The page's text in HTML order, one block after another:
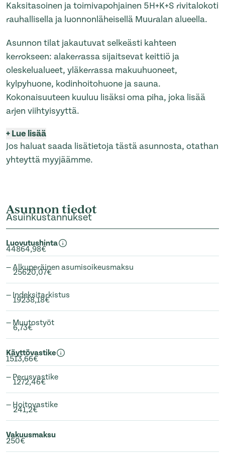
Kaksitasoinen ja toimivapohjainen 5H+K+S rivitalokoti
rauhallisella ja luonnonläheisellä Muuralan alueella.
Asunnon tilat jakautuvat selkeästi kahteen
kerrokseen: alakerrassa sijaitsevat keittiö ja
oleskelualueet, yläkerrassa makuuhuoneet,
kylpyhuone, kodinhoitohuone ja sauna.
Kokonaisuuteen kuuluu lisäksi oma piha, joka lisää
arjen viihtyisyyttä.
+Lue lisää
Jos haluat saada lisätietoja tästä asunnosta, otathan
yhteyttä myyjäämme.
Asunnon tiedot
Asuinkustannukset
Luovutushinta
44864,98€
— Alkuperäinen asumisoikeusmaksu
25620,07€
— Indeksitarkistus
19238,18€
— Muutostyöt
6,73€
Käyttövastike
1513,66€
— Perusvastike
1272,46€
— Hoitovastike
241,2€
Vakuusmaksu
250€